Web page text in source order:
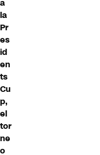
a
la
Pr
es
id
en
ts
Cu
p,
el
tor
ne
o